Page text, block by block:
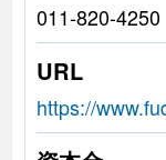
011-820-4250
URL
https://